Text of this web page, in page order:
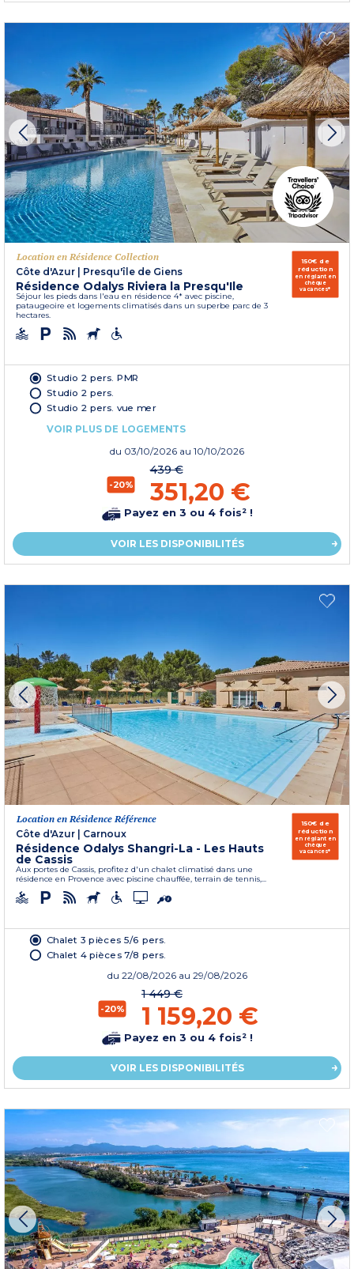
Location en Résidence Collection
Côte d'Azur
Presqu'île de Giens
Résidence Odalys Riviera la Presqu'Ile
Séjour les pieds dans l'eau en résidence 4* avec piscine,
pataugeoire et logements climatisés dans un superbe parc de 3
hectares.
150€ de
réduction
en réglant en
chèque
vacances*
Studio 2 pers. PMR
Studio 2 pers.
Studio 2 pers. vue mer
VOIR PLUS DE LOGEMENTS
du 03/10/2026 au 10/10/2026
-20%
439 €
351,20 €
Payez en 3 ou 4 fois² !
VOIR LES DISPONIBILITÉS
Location en Résidence Référence
Côte d'Azur
Carnoux
Résidence Odalys Shangri-La - Les Hauts
de Cassis
Aux portes de Cassis, profitez d'un chalet climatisé dans une
résidence en Provence avec piscine chauffée, terrain de tennis,...
150€ de
réduction
en réglant en
chèque
vacances*
Chalet 3 pièces 5/6 pers.
Chalet 4 pièces 7/8 pers.
du 22/08/2026 au 29/08/2026
-20%
1 449 €
1 159,20 €
Payez en 3 ou 4 fois² !
VOIR LES DISPONIBILITÉS